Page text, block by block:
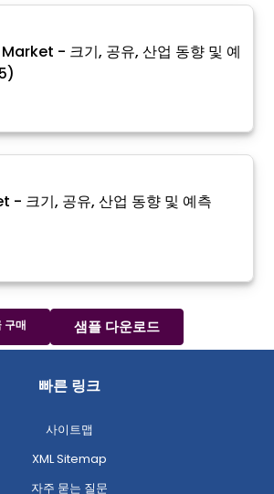
- 크기, 공유, 산업 동향 및 예
크기, 공유, 산업 동향 및 예측
구매 샘플 다운로드
빠른 링크
사이트맵
XML Sitemap
자주 묻는 질문